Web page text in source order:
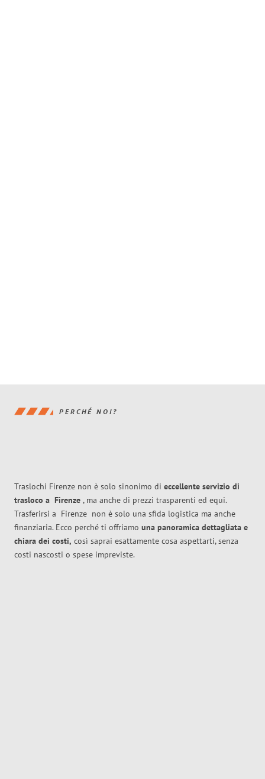
PERCHÉ NOI?
Traslochi Firenze non è solo sinonimo di eccellente servizio di
trasloco a Firenze , ma anche di prezzi trasparenti ed equi.
Trasferirsi a Firenze non è solo una sfida logistica ma anche
finanziaria. Ecco perché ti offriamo una panoramica dettagliata e
chiara dei costi, così saprai esattamente cosa aspettarti, senza
costi nascosti o spese impreviste.